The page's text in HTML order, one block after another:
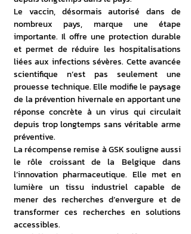
Le vaccin, désormais autorisé dans de
nombreux pays, marque une étape
importante. Il offre une protection durable
et permet de réduire les hospitalisations
liées aux infections sévères. Cette avancée
scientifique n’est pas seulement une
prouesse technique. Elle modifie le paysage
de la prévention hivernale en apportant une
réponse concrète à un virus qui circulait
depuis trop longtemps sans véritable arme
préventive.
La récompense remise à GSK souligne aussi
le rôle croissant de la Belgique dans
l’innovation pharmaceutique. Elle met en
lumière un tissu industriel capable de
mener des recherches d’envergure et de
transformer ces recherches en solutions
accessibles.